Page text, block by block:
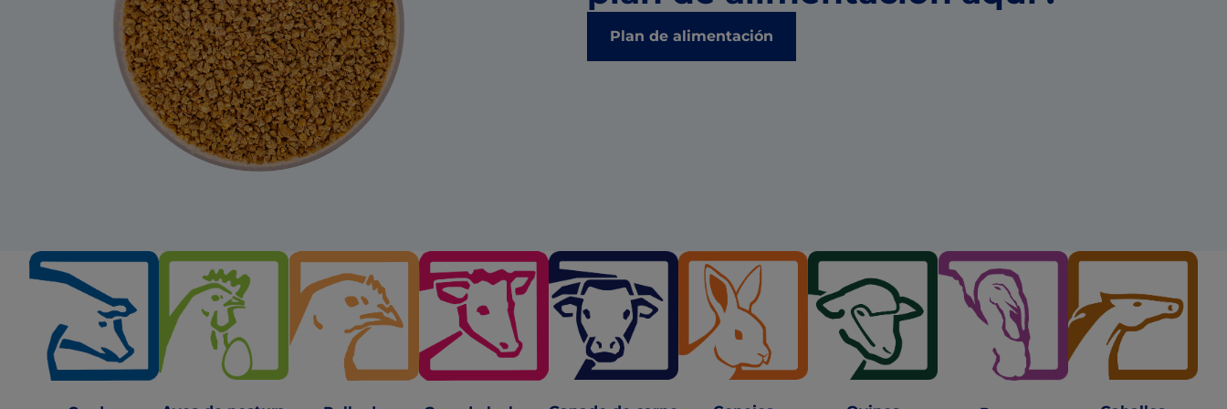
Plan de alimentación